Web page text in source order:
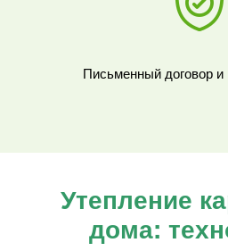
Письменный договор и
Утепление
дома: т